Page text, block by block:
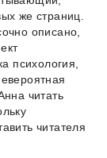
же страниц.
описано,
психология,
читать
читателя